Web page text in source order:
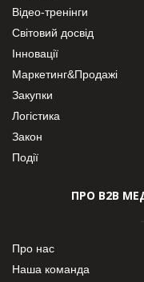
Відео-тренінги
Світовий досвід
Інновації
Маркетинг&Продажі
Закупки
Логістика
Закон
Події
ПРО В2В
Про нас
Наша команда